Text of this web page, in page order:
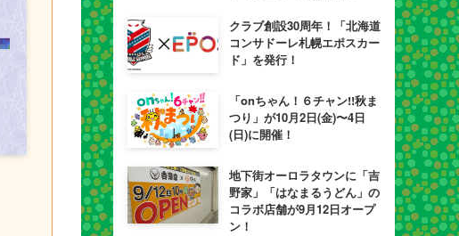
クラブ創設30周年！「北海道
コンサドーレ札幌エポスカー
ド」を発行！
「onちゃん！６チャン!!秋ま
つり」が10月2日(金)〜4日
(日)に開催！
地下街オーロラタウンに「吉
野家」「はなまるうどん」の
コラボ店舗が9月12日オープ
ン！